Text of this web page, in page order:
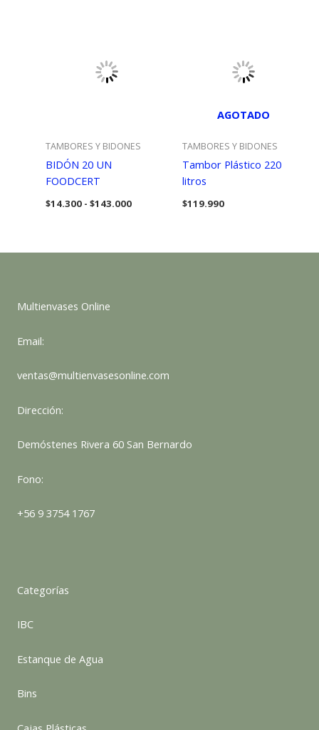
TAMBORES Y BIDONES
BIDÓN 20 UN
FOODCERT
$14.300 - $143.000Rango
AGOTADO
TAMBORES Y BIDONES
Tambor Plástico 220
litros
$119.990
Multienvases Online
Email:
ventas@multienvasesonline.com
Dirección:
Demóstenes Rivera 60 San Bernardo
Fono:
+56 9 3754 1767
Categorías
IBC
Estanque de Agua
Bins